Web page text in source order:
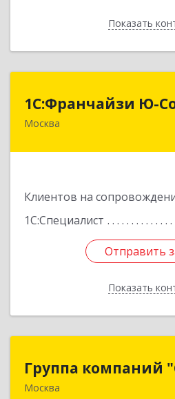
ПоказатьНазад
1С:Франчайзи Ю-
Москва
Клиентов на
1С:Специалист
Отправить
Показать
117149, Москва г,
Отправить
Назад
Группа компаний
Москва
Группа
119334, Москва г,